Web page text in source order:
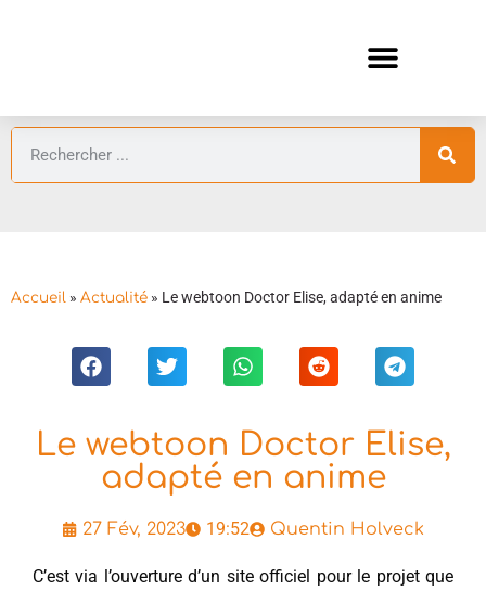
Accueil » Actualité » Le webtoon Doctor Elise, adapté en anime
Le webtoon Doctor Elise,
adapté en anime
27 Fév, 2023 19:52 Quentin Holveck
C’est via l’ouverture d’un site officiel pour le projet que